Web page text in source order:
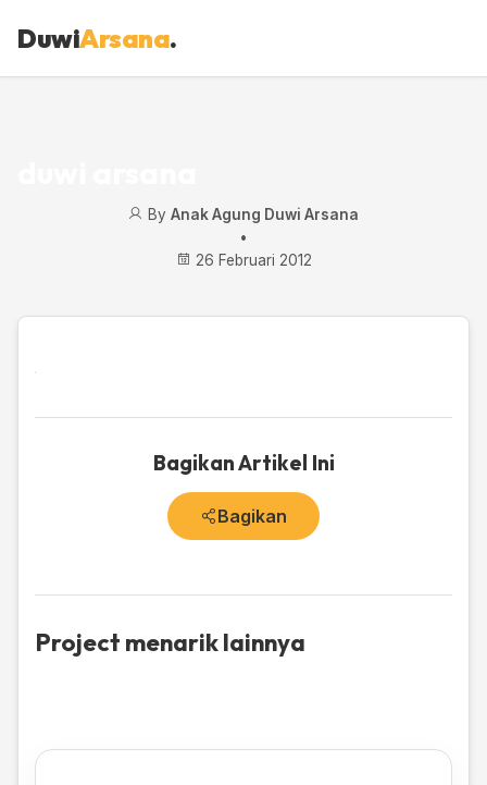
DuwiArsana.
By Anak Agung Duwi Arsana
•
26 Februari 2012
Bagikan Artikel Ini
Bagikan
Project menarik lainnya